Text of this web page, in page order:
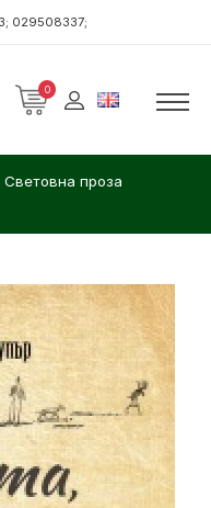
029508337;
0
Световна проза